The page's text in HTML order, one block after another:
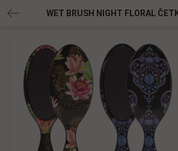
WET BRUSH NIGHT FLORAL